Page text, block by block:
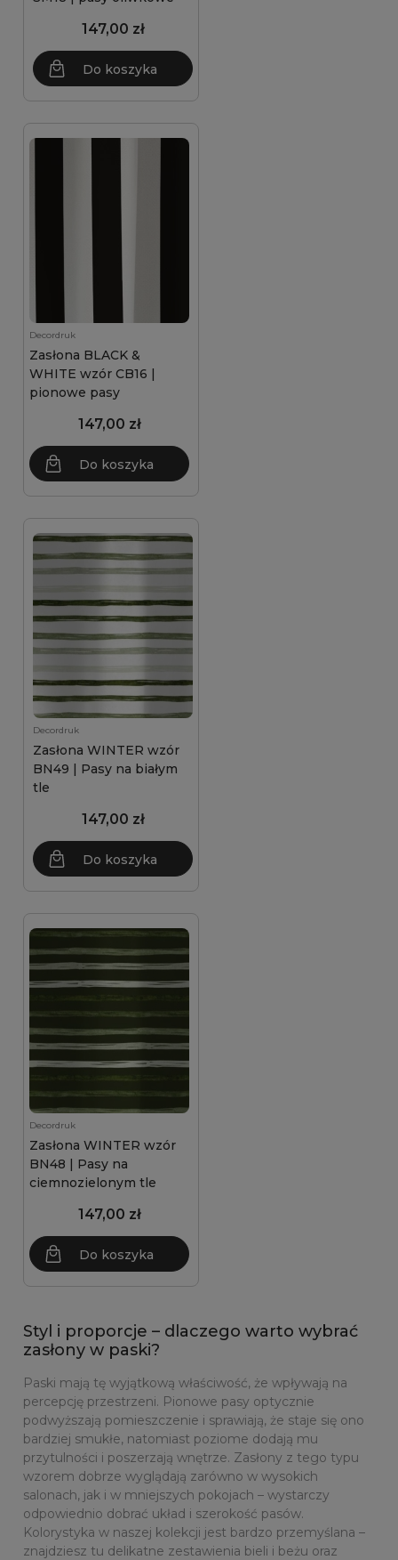
147,00 zł
Do koszyka
Decordruk
Zasłona BLACK &
WHITE wzór CB16 |
pionowe pasy
147,00 zł
Do koszyka
Decordruk
Zasłona WINTER wzór
BN49 | Pasy na białym
tle
147,00 zł
Do koszyka
Decordruk
Zasłona WINTER wzór
BN48 | Pasy na
ciemnozielonym tle
147,00 zł
Do koszyka
Styl i proporcje – dlaczego warto wybrać
zasłony w paski?
Paski mają tę wyjątkową właściwość, że wpływają na
percepcję przestrzeni. Pionowe pasy optycznie
podwyższają pomieszczenie i sprawiają, że staje się ono
bardziej smukłe, natomiast poziome dodają mu
przytulności i poszerzają wnętrze. Zasłony z tego typu
wzorem dobrze wyglądają zarówno w wysokich
salonach, jak i w mniejszych pokojach – wystarczy
odpowiednio dobrać układ i szerokość pasów.
Kolorystyka w naszej kolekcji jest bardzo przemyślana –
znajdziesz tu delikatne zestawienia bieli i beżu oraz